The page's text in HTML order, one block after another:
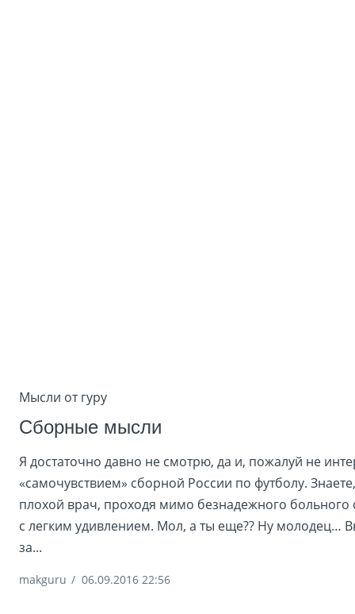
Мысли от гуру
Сборные мысли
Я достаточно давно не смотрю, да и, пожалуй не
«самочувствием» сборной России по футболу.
плохой врач, проходя мимо безнадежного больного
с легким удивлением. Мол, а ты еще?? Ну молодец…
за...
makguru / 06.09.2016 22:56